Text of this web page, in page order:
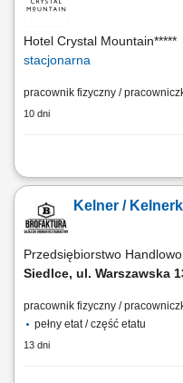
estetykę restauracji/lobby baru;
Hotel Crystal Mountain*****
stacjonarna
pracownik fizyczny /
10 dni
Czym będziesz się zajmować?
aktywnie promować ofertę
estetykę restauracji/lobby baru;
Kelner /
Przedsiębiorstwo
Siedlce, ul.
pracownik fizyczny /
pełny etat / część etatu
13 dni